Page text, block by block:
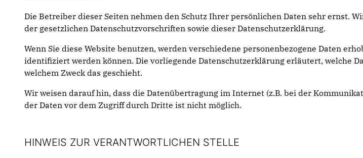
Die Betreiber dieser Seiten nehmen den Schutz Ihrer persönlichen Daten sehr ernst.
der gesetzlichen Datenschutzvorschriften sowie dieser Datenschutzerklärung.
Wenn Sie diese Website benutzen, werden verschiedene personenbezogene Daten
identifiziert werden können. Die vorliegende Datenschutzerklärung erläutert, welche
welchem Zweck das geschieht.
Wir weisen darauf hin, dass die Datenübertragung im Internet (z.B. bei der
der Daten vor dem Zugriff durch Dritte ist nicht möglich.
HINWEIS ZUR VERANTWORTLICHEN STELLE